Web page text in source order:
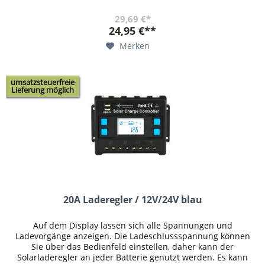
29,69 €*
24,95 €**
Merken
umsatzsteuerfreie
Lieferung möglich
20A Laderegler / 12V/24V blau
Auf dem Display lassen sich alle Spannungen und
Ladevorgänge anzeigen. Die Ladeschlussspannung können
Sie über das Bedienfeld einstellen, daher kann der
Solarladeregler an jeder Batterie genutzt werden. Es kann